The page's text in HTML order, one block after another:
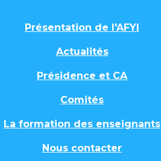
Présentation de l'AFYI
Actualités
Présidence et CA
Comités
La formation des enseignants
Nous contacter